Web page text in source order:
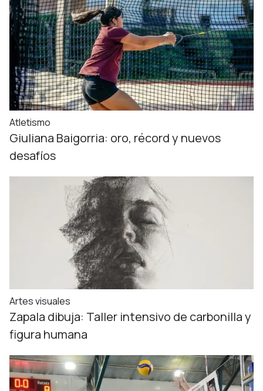
Atletismo
Giuliana Baigorria: oro, récord y nuevos
desafíos
Artes visuales
Zapala dibuja: Taller intensivo de carbonilla y
figura humana